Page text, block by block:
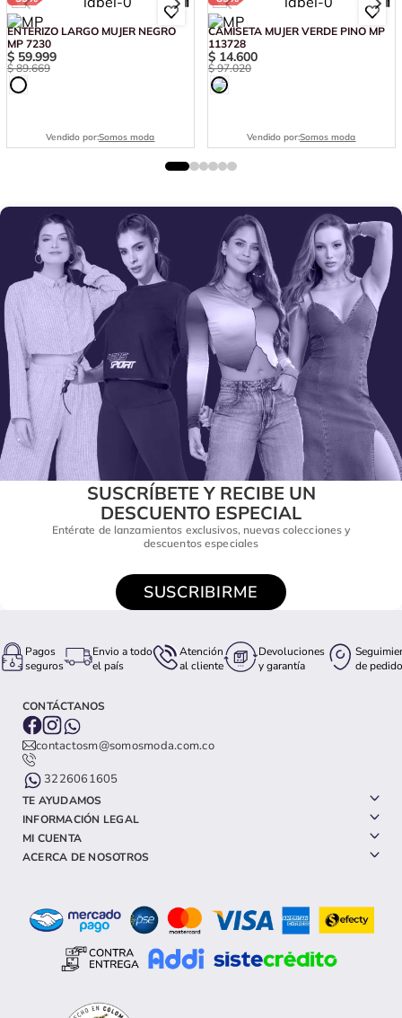
ENTERIZO LARGO MUJER NEGRO
MP 7230
$ 59.999
$ 89.669
Vendido por:Somos moda
CAMISETA MUJER VERDE PINO MP
113728
$ 14.600
$ 97.020
Vendido por:Somos moda
SUSCRÍBETE Y RECIBE UN
DESCUENTO ESPECIAL
Entérate de lanzamientos exclusivos, nuevas colecciones y
descuentos especiales
SUSCRIBIRME
Pagos
seguros
Envio a todo
el país
Atención
al cliente
Devoluciones
y garantía
de pedido
CONTÁCTANOS
contactosm@somosmoda.com.co
3226061605
TE AYUDAMOS
INFORMACIÓN LEGAL
MI CUENTA
ACERCA DE NOSOTROS